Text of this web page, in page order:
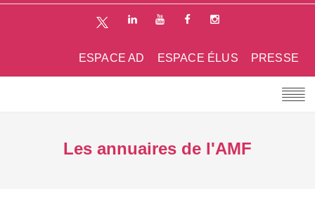
PRESSE
ESPACE ÉLUS
ESPACE AD
Les annuaires de l'AMF